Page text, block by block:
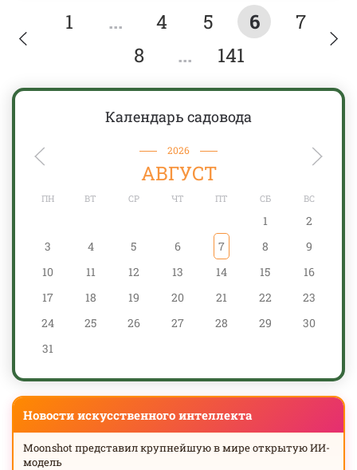
1 ... 4 5 6
7
8
... 141
Календарь садовода
2026
АВГУСТ
ПН ВТ СР ЧТ ПТ СБ ВС
1
2
3
4 5 6 7 8
9
10
11 12 13 14 15
16
17
18 19 20 21 22
23
24
25 26 27 28 29
30
31
Новости искусственного интеллекта
Moonshot представил крупнейшую в мире открытую ИИ-
модель